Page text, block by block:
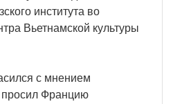
института во
Вьетнамской культуры
с мнением
просил Францию